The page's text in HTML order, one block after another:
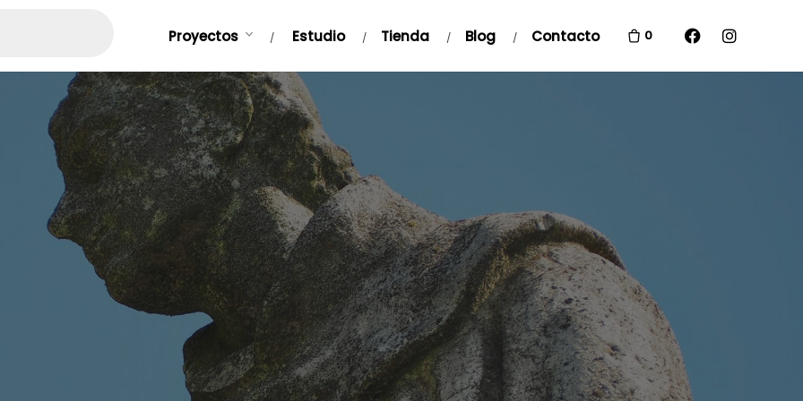
Proyectos Estudio Tienda Blog Contacto 0